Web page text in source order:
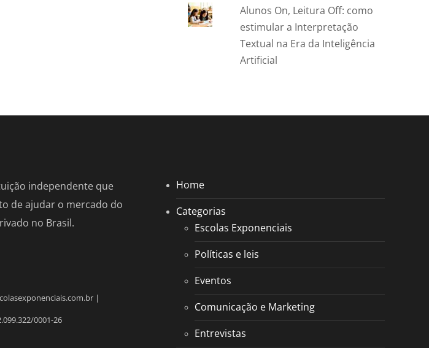
Alunos On, Leitura Off: como
estimular a Interpretação
Textual na Era da Inteligência
Artificial
independente que
de ajudar o mercado do
no Brasil.
|
0001-26
Home
Categorias
Escolas Exponenciais
Políticas e leis
Eventos
Comunicação e Marketing
Entrevistas